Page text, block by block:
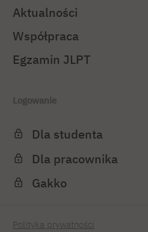
Aktualności
Współpraca
Egzamin JLPT
Logowanie
Dla studenta
Dla pracownika
Gakko
Polityka prywatności